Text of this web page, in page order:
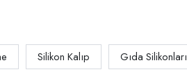
Silikon Kalıp Gıda Silikonları